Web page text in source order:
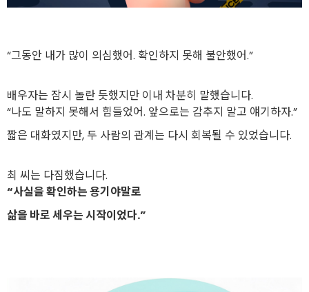
“그동안 내가 많이 의심했어. 확인하지 못해 불안했어.”
배우자는 잠시 놀란 듯했지만 이내 차분히 말했습니다.
“나도 말하지 못해서 힘들었어. 앞으로는 감추지 말고 얘기하자.”
짧은 대화였지만, 두 사람의 관계는 다시 회복될 수 있었습니다.
최 씨는 다짐했습니다.
“사실을 확인하는 용기야말로
삶을 바로 세우는 시작이었다.”